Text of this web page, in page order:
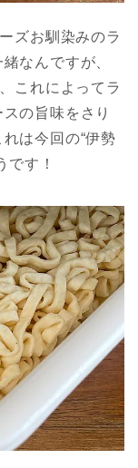
ズお馴染みのラ
なんですが、
これによってラ
の旨味をさり
は今回の“伊勢
です！